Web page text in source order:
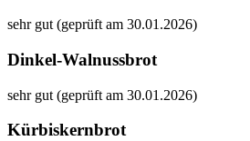
sehr gut (geprüft am 30.01.2026)
Dinkel-Walnussbrot
sehr gut (geprüft am 30.01.2026)
Kürbiskernbrot